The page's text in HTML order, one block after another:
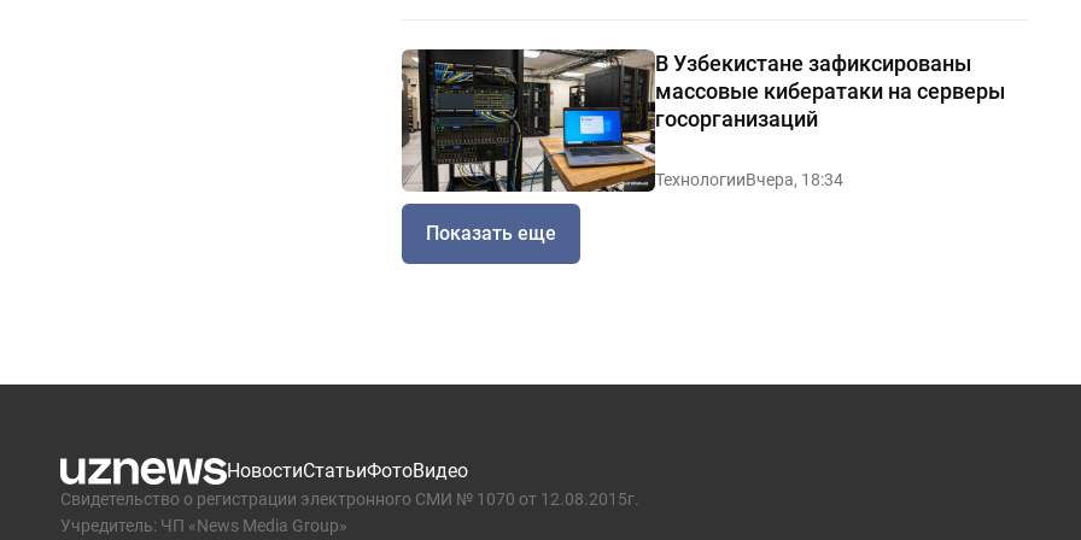
В Узбекистане зафиксированы
массовые кибератаки на серверы
госорганизаций
ТехнологииВчера, 18:34
Показать еще
НовостиСтатьиФотоВидео
Свидетельство о регистрации электронного СМИ № 1070 от 12.08.2015г.
Учредитель: ЧП «News Media Group»